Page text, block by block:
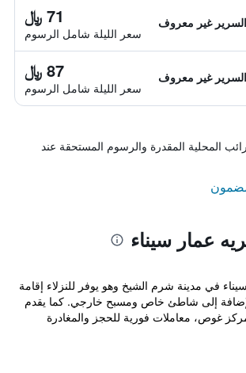
غير معروف 71 ﷼
سعر الليلة شامل الرسوم
غير معروف 87 ﷼
سعر الليلة شامل الرسوم
المحلية المقدرة والرسوم المستحقة عند
عمار سيناء
في مدينة شرم الشيخ وهو يوفر للنزلاء إقامة
، بالإضافة إلى شاطئ خاص ومسبح خارجي. كما يقدم
غوص، معاملات فورية للحجز والمغادرة